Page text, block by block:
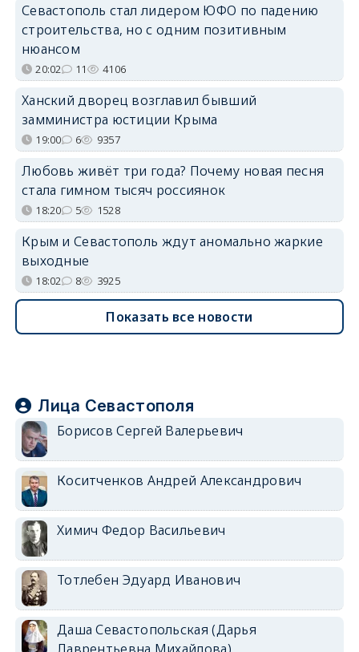
Севастополь стал лидером ЮФО по падению
строительства, но с одним позитивным
нюансом
20:02 11 4106
Ханский дворец возглавил бывший
замминистра юстиции Крыма
19:00 6 9357
Любовь живёт три года? Почему новая песня
стала гимном тысяч россиянок
18:20 5 1528
Крым и Севастополь ждут аномально жаркие
выходные
18:02 8 3925
Показать все новости
Лица Севастополя
Борисов Сергей Валерьевич
Коситченков Андрей Александрович
Химич Федор Васильевич
Тотлебен Эдуард Иванович
Даша Севастопольская (Дарья